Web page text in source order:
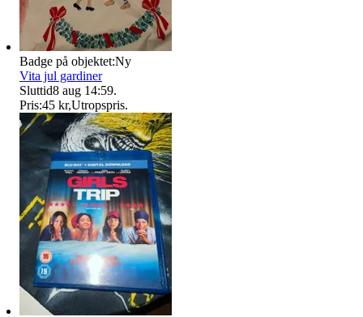
Badge på objektet:Ny
Vita jul gardiner
Sluttid8 aug 14:59.
Pris:45 kr,Utropspris.